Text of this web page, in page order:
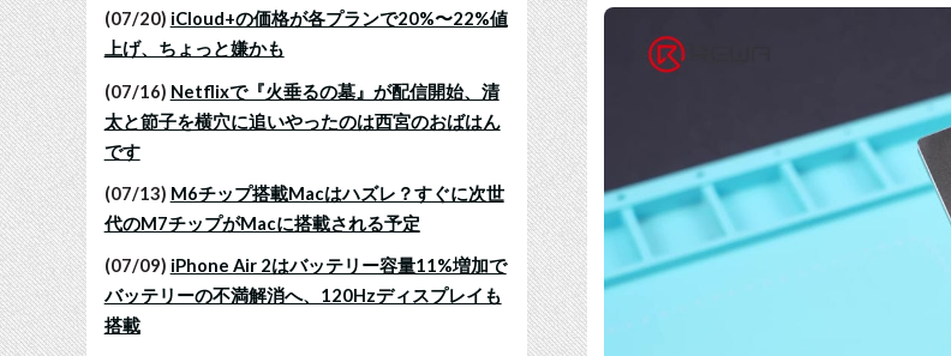
(07/20) iCloud+の価格が各プランで20%〜22%値
上げ、ちょっと嫌かも
(07/16) Netflixで『火垂るの墓』が配信開始、清
太と節子を横穴に追いやったのは西宮のおばはん
です
(07/13) M6チップ搭載Macはハズレ？すぐに次世
代のM7チップがMacに搭載される予定
(07/09) iPhone Air 2はバッテリー容量11%増加で
バッテリーの不満解消へ、120Hzディスプレイも
搭載